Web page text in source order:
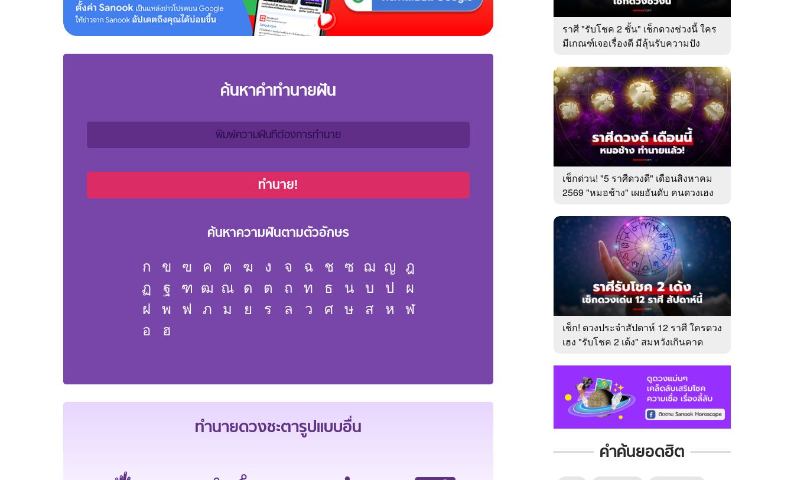
ค้นหาคำทำนายฝัน
ทำนาย!
ค้นหาความฝันตามตัวอักษร
ก ข ฃ ค ฅ ฆ ง จ ฉ ช ซ ฌ ญ ฎ
ฏ
ฐ ฑ ฒ ณ ด ต ถ ท ธ น บ ป
ผ
ฝ พ ฟ ภ ม ย ร ล ว ศ ษ ส ห ฬ
อ
ฮ
ทำนายดวงชะตารูปแบบอื่น
ราศี "รับโชค 2 ชั้น" เช็กดวงช่วงนี้ ใคร
มีเกณฑ์เจอเรื่องดี มีลุ้นรับความปัง
เช็กด่วน! "5 ราศีดวงดี" เดือนสิงหาคม
2569 "หมอช้าง" เผยอันดับ คนดวงเฮง
เช็ก! ดวงประจำสัปดาห์ 12 ราศี ใครดวง
เฮง "รับโชค 2 เด้ง" สมหวังเกินคาด
คำค้นยอดฮิต